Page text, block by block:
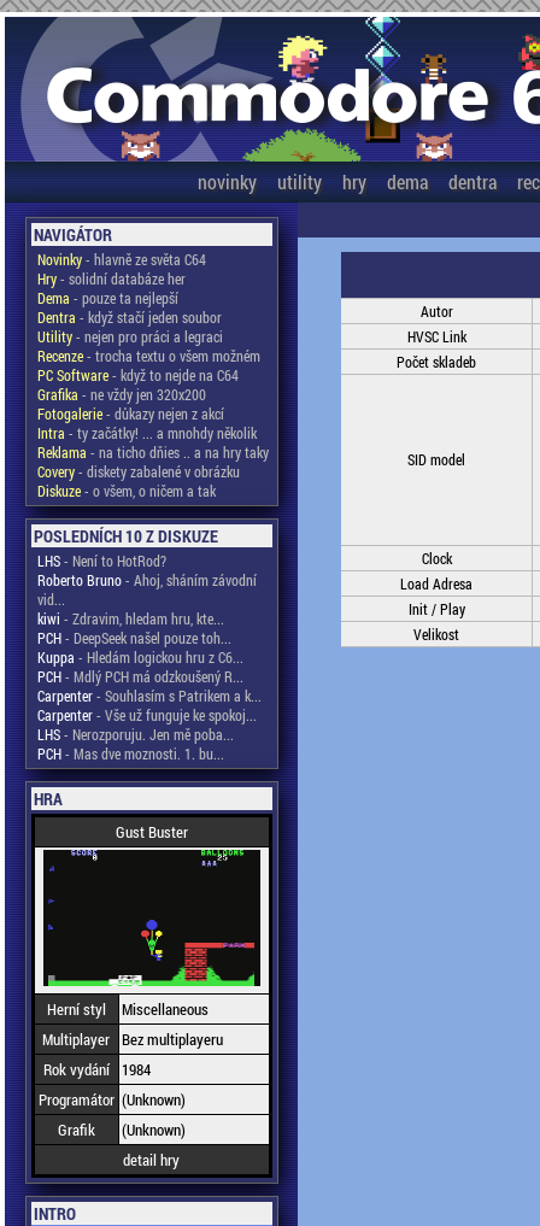
novinky utility hry dema dentra
NAVIGÁTOR
Novinky- hlavně ze světa C64
Hry- solidní databáze her
Dema - pouze ta nejlepší
Dentra - když stačí jeden soubor
Utility- nejen pro práci a legraci
Recenze- trocha textu o všem možném
PC Software- když to nejde na C64
Grafika - ne vždy jen 320x200
Fotogalerie- důkazy nejen z akcí
Intra - ty začátky! ... a mnohdy několik
Reklama - na ticho dňies .. a na hry taky
Covery- diskety zabalené v obrázku
Diskuze- o všem, o ničem a tak
POSLEDNÍCH 10 Z DISKUZE
LHS- Není to HotRod?
Roberto Bruno- Ahoj, sháním závodní
vid...
kiwi - Zdravim, hledam hru, kte...
PCH- DeepSeek našel pouze toh...
Kuppa - Hledám logickou hru z C6...
PCH- Mdlý PCH má odzkoušený R...
Carpenter- Souhlasím s Patrikem a k...
Carpenter- Vše už funguje ke spokoj...
LHS- Nerozporuju. Jen mě poba...
PCH- Mas dve moznosti. 1. bu...
HRA
Gust Buster
Herní styl
Miscellaneous
Multiplayer Bez multiplayeru
Rok vydání
1984
Programátor (Unknown)
Grafik
(Unknown)
detail hry
INTRO
Autor
HVSC Link
Počet skladeb
SID model
Clock
Load Adresa
Init / Play
Velikost